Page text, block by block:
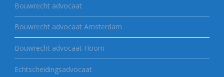
Bouwrecht advocaat
Bouwrecht advocaat Amsterdam
Bouwrecht advocaat Hoorn
Echtscheidingsadvocaat